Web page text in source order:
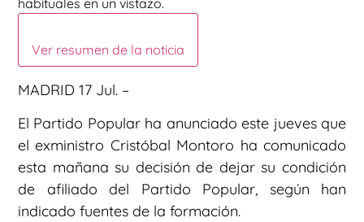
Ver resumen de la noticia
MADRID 17 Jul. –
El Partido Popular ha anunciado este jueves que
el exministro Cristóbal Montoro ha comunicado
esta mañana su decisión de dejar su condición
de afiliado del Partido Popular, según han
indicado fuentes de la formación.